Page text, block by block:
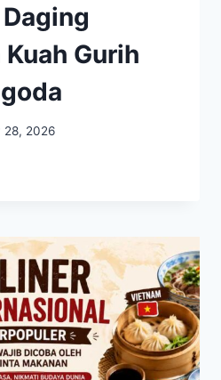
Gurih
28, 2026